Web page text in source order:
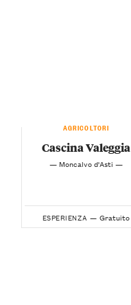
AGRICOLTORI
Cascina Valeggia
— Moncalvo d'Asti —
ESPERIENZA — Gratuito